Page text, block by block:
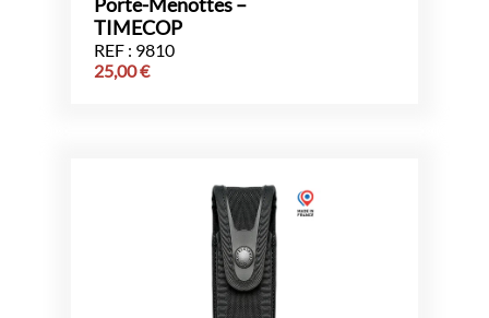
TIMECOP
REF : 9810
25,00€